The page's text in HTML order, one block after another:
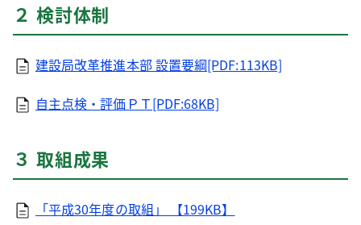
２ 検討体制
建設局改革推進本部 設置要綱[PDF:113KB]
自主点検・評価ＰＴ[PDF:68KB]
３ 取組成果
「平成30年度の取組」 【199KB】